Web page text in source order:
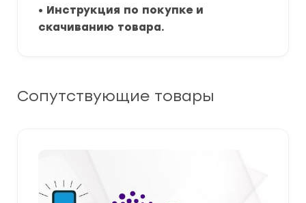
• Инструкция по покупке и
скачиванию товара.
Сопутствующие товары